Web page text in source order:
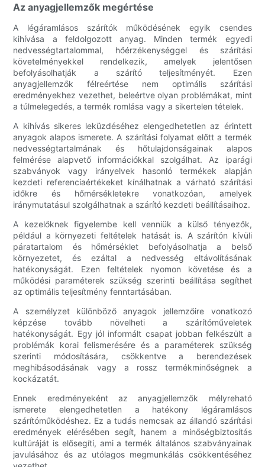
Az anyagjellemzők megértése
A légáramlásos szárítók működésének egyik csendes
kihívása a feldolgozott anyag. Minden termék egyedi
nedvességtartalommal, hőérzékenységgel és szárítási
követelményekkel rendelkezik, amelyek jelentősen
befolyásolhatják a szárító teljesítményét. Ezen
anyagjellemzők félreértése nem optimális szárítási
eredményekhez vezethet, beleértve olyan problémákat, mint
a túlmelegedés, a termék romlása vagy a sikertelen tételek.
A kihívás sikeres leküzdéséhez elengedhetetlen az érintett
anyagok alapos ismerete. A szárítási folyamat előtt a termék
nedvességtartalmának és hőtulajdonságainak alapos
felmérése alapvető információkkal szolgálhat. Az iparági
szabványok vagy irányelvek hasonló termékek alapján
kezdeti referenciaértékeket kínálhatnak a várható szárítási
időkre és hőmérsékletekre vonatkozóan, amelyek
iránymutatásul szolgálhatnak a szárító kezdeti beállításaihoz.
A kezelőknek figyelembe kell venniük a külső tényezők,
például a környezeti feltételek hatását is. A szárítón kívüli
páratartalom és hőmérséklet befolyásolhatja a belső
környezetet, és ezáltal a nedvesség eltávolításának
hatékonyságát. Ezen feltételek nyomon követése és a
működési paraméterek szükség szerinti beállítása segíthet
az optimális teljesítmény fenntartásában.
A személyzet különböző anyagok jellemzőire vonatkozó
képzése tovább növelheti a szárítóműveletek
hatékonyságát. Egy jól informált csapat jobban felkészült a
problémák korai felismerésére és a paraméterek szükség
szerinti módosítására, csökkentve a berendezések
meghibásodásának vagy a rossz termékminőségnek a
kockázatát.
Ennek eredményeként az anyagjellemzők mélyreható
ismerete elengedhetetlen a hatékony légáramlásos
szárítóműködéshez. Ez a tudás nemcsak az állandó szárítási
eredmények elérésében segít, hanem a minőségbiztosítás
kultúráját is elősegíti, ami a termék általános szabványainak
javulásához és az utólagos megmunkálás csökkentéséhez